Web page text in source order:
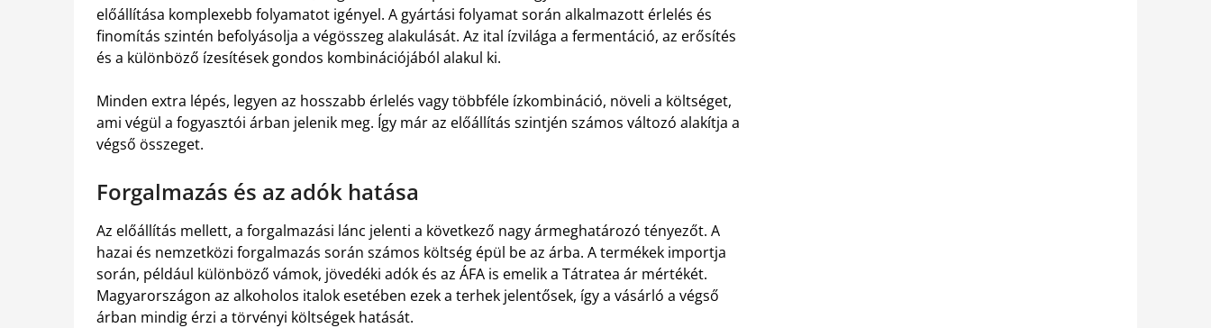
előállítása komplexebb folyamatot igényel. A gyártási folyamat során alkalmazott érlelés és
finomítás szintén befolyásolja a végösszeg alakulását. Az ital ízvilága a fermentáció, az erősítés
és a különböző ízesítések gondos kombinációjából alakul ki.
Minden extra lépés, legyen az hosszabb érlelés vagy többféle ízkombináció, növeli a költséget,
ami végül a fogyasztói árban jelenik meg. Így már az előállítás szintjén számos változó alakítja a
végső összeget.
Forgalmazás és az adók hatása
Az előállítás mellett, a forgalmazási lánc jelenti a következő nagy ármeghatározó tényezőt. A
hazai és nemzetközi forgalmazás során számos költség épül be az árba. A termékek importja
során, például különböző vámok, jövedéki adók és az ÁFA is emelik a Tátratea ár mértékét.
Magyarországon az alkoholos italok esetében ezek a terhek jelentősek, így a vásárló a végső
árban mindig érzi a törvényi költségek hatását.